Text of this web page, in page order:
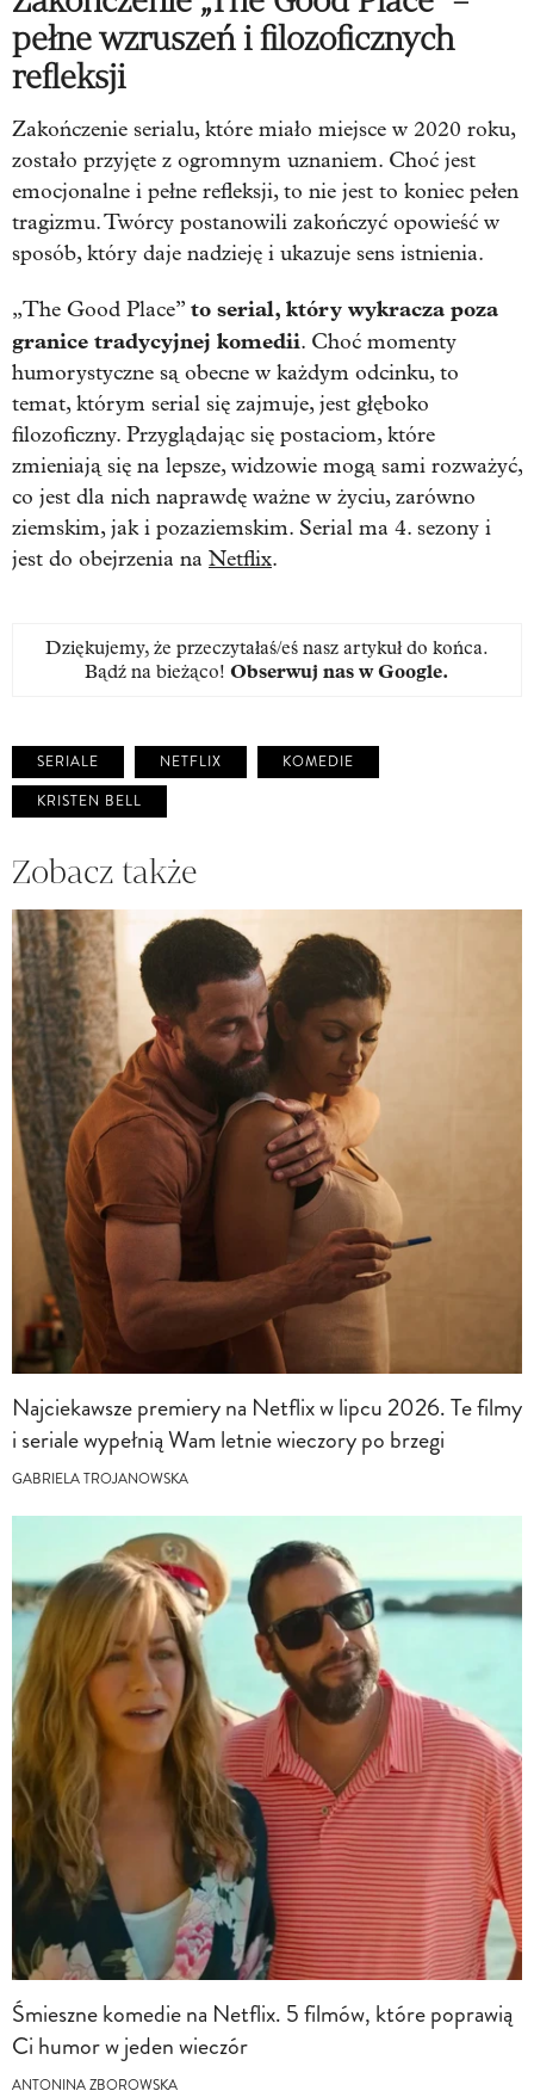
pełne wzruszeń i filozoficznych
refleksji
Zakończenie serialu, które miało miejsce w 2020 roku,
zostało przyjęte z ogromnym uznaniem. Choć jest
emocjonalne i pełne refleksji, to nie jest to koniec pełen
tragizmu. Twórcy postanowili zakończyć opowieść w
sposób, który daje nadzieję i ukazuje sens istnienia.
„The Good Place” to serial, który wykracza poza
granice tradycyjnej komedii. Choć momenty
humorystyczne są obecne w każdym odcinku, to
temat, którym serial się zajmuje, jest głęboko
filozoficzny. Przyglądając się postaciom, które
zmieniają się na lepsze, widzowie mogą sami rozważyć,
co jest dla nich naprawdę ważne w życiu, zarówno
ziemskim, jak i pozaziemskim. Serial ma 4. sezony i
jest do obejrzenia na Netflix.
Dziękujemy, że przeczytałaś/eś nasz artykuł do końca.
Bądź na bieżąco! Obserwuj nas w Google.
SERIALE NETFLIX
KOMEDIE
KRISTEN BELL
Zobacz także
Najciekawsze premiery na Netflix w lipcu 2026. Te filmy
i seriale wypełnią Wam letnie wieczory po brzegi
GABRIELA TROJANOWSKA
Śmieszne komedie na Netflix. 5 filmów, które poprawią
Ci humor w jeden wieczór
ANTONINA ZBOROWSKA